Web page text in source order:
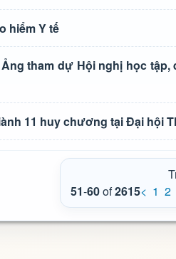
hiểm Y tế
tham dự Hội nghị học
11 huy chương tại Đại hội
51-60of2615< 1 2